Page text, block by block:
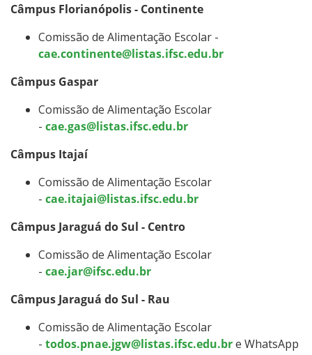
Câmpus Florianópolis - Continente
Comissão de Alimentação Escolar -
cae.continente@listas.ifsc.edu.br
Câmpus Gaspar
Comissão de Alimentação Escolar
- cae.gas@listas.ifsc.edu.br
Câmpus Itajaí
Comissão de Alimentação Escolar
- cae.itajai@listas.ifsc.edu.br
Câmpus Jaraguá do Sul - Centro
Comissão de Alimentação Escolar
- cae.jar@ifsc.edu.br
Câmpus Jaraguá do Sul - Rau
Comissão de Alimentação Escolar
- todos.pnae.jgw@listas.ifsc.edu.bre WhatsApp